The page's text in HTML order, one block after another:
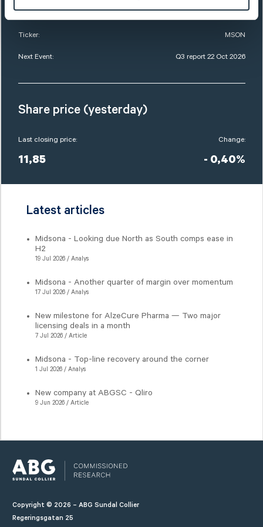
Market Cap: 1 725,0 SEKm
Ticker: MSON
Next Event: Q3 report 22 Oct 2026
Share price (yesterday)
Last closing price:
11,85
Change:
- 0,40%
Latest articles
Midsona - Looking due North as South comps ease in
H2
19 Jul 2026 / Analys
Midsona - Another quarter of margin over momentum
17 Jul 2026 / Analys
New milestone for AlzeCure Pharma — Two major
licensing deals in a month
7 Jul 2026 / Article
Midsona - Top-line recovery around the corner
1 Jul 2026 / Analys
New company at ABGSC - Qliro
9 Jun 2026 / Article
Copyright © 2026 – ABG Sundal Collier
Regeringsgatan 25